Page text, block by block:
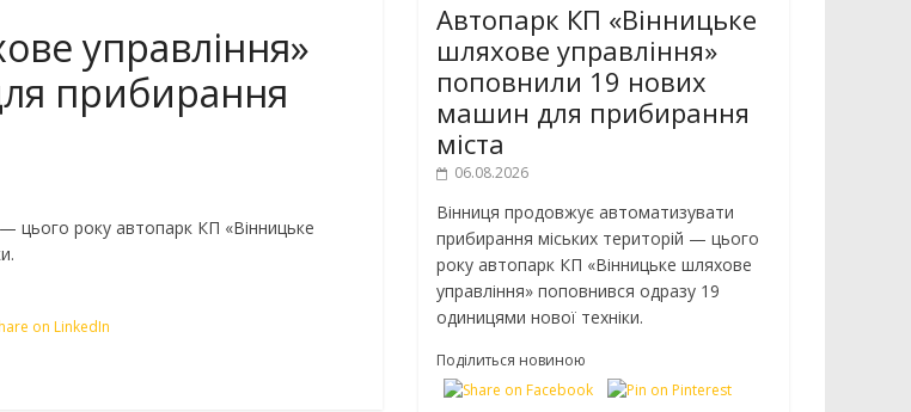
управління»
прибирання
цього року автопарк КП «Вінницьке
Автопарк КП «Вінницьке
шляхове управління»
поповнили 19 нових
машин для прибирання
міста
06.08.2026
Вінниця продовжує автоматизувати
прибирання міських територій — цього
року автопарк КП «Вінницьке шляхове
управління» поповнився одразу 19
одиницями нової техніки.
Поділиться новиною